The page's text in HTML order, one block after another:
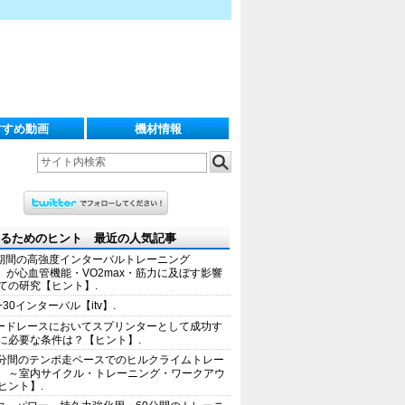
め動画 機材情報
ためのヒント 最近の人気記事
間の高強度インターバルトレーニング
が心血管機能・VO2max・筋力に及ぼす影響
の研究【ヒント】.
インターバル【itv】.
ドレースにおいてスプリンターとして成功す
必要な条件は？【ヒント】.
間のテンポ走ペースでのヒルクライムトレー
室内サイクル・トレーニング・ワークアウ
ント】.